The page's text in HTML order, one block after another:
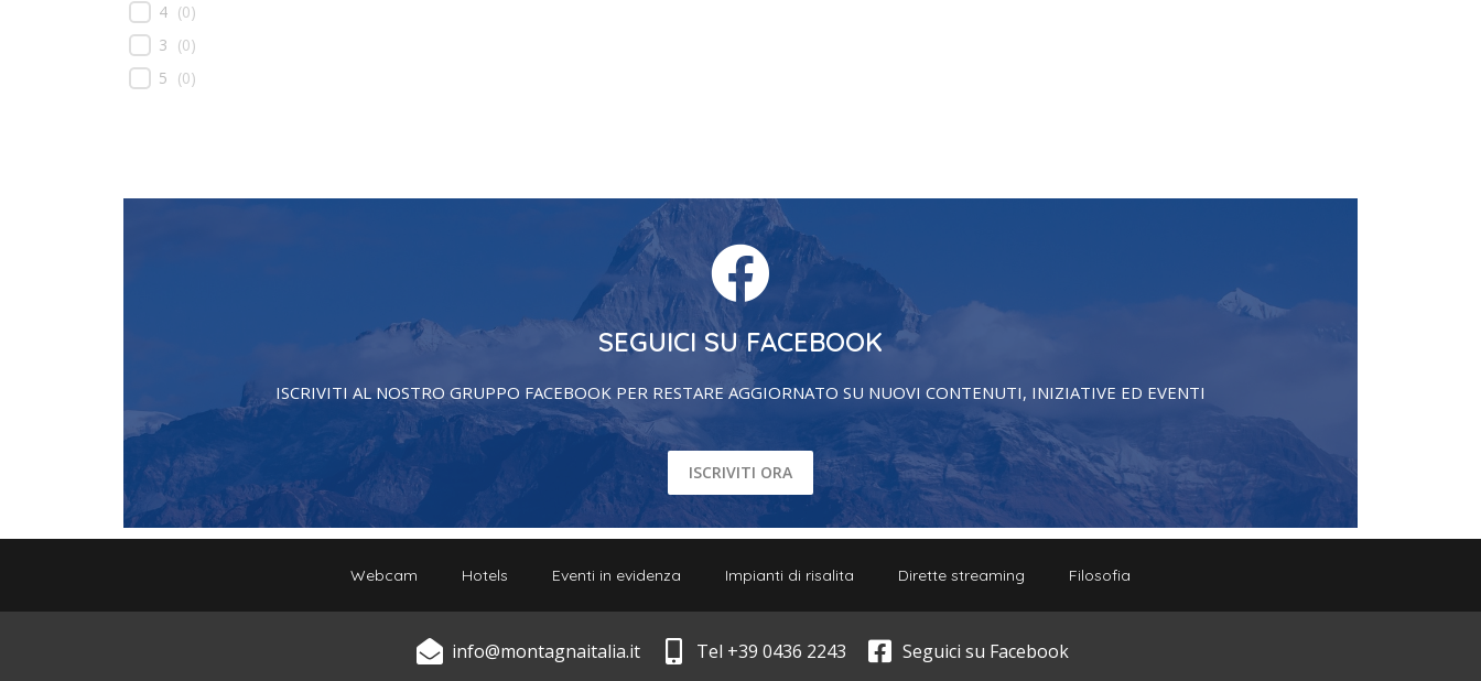
4 (0)
3 (0)
5 (0)
SEGUICI SU FACEBOOK
ISCRIVITI AL NOSTRO GRUPPO FACEBOOK PER RESTARE AGGIORNATO SU NUOVI CONTENUTI, INIZIATIVE ED EVENTI
ISCRIVITI ORA
Webcam Hotels Eventi in evidenza Impianti di risalita Dirette streaming Filosofia
info@montagnaitalia.it Tel +39 0436 2243 Seguici su Facebook